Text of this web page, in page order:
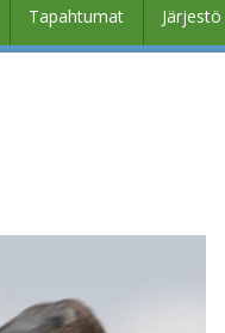
Tapahtumat Järjestö